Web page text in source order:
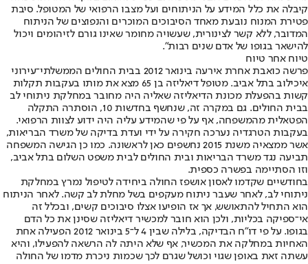
קיבלה את כלל המידע על הניתוחים ועל מצבו הרפואי של המטופל. סיבת
פטירת המנוח נובעת מאחד הסיבוכים המוכרים והנפוצים של הניתוח
המדובר, ללא קשר לצינורית, שעשויה מחומר שאינו גורם לזיהומים ויכול
להישאר בגופו של אדם שנים רבות".
טיוח אחר טיוח
פרשה כואבת אחרת אירעה בינואר 2012 בבית החולים הממשלתי־עירוני
איכילוב בתל אביב. מטופל דיאליזה בן 65 מצא את מותו בעקבות תקלות
קשות בהפעלת מכונת הדיאליזה שאליה היה מחובר במחלקת ניתוחי לב
בבית החולים. גם במקרה זה, שנחשף בחדשות 10, הוסתרה התקלה
הפטאלית מהמשפחה, אף על פי שהמידע עליה היה ידוע לצוות הרפואי.
בעקבות הטרגדיה נערכה חקירה על ידי ועדת בדיקה של משרד הבריאות,
אשר ממצאיה משנת 2015 נחשפים כאן לראשונה. כמו כן הגישה המשפחה
תביעה נגד משרד הבריאות ובית החולים לבית משפט השלום בתל אביב,
וזו הסתיימה בפשרה כספית.
בחודשיים שקדמו לאסון אושפז החולה ביחידה לטיפול נמרץ במחלקת
ניתוחי לב, לאחר שעבר ניתוח מעקפים בשל מחלת לב קשה. לאחר הניתוח
הוא התחיל להתאושש, אך אז הופיעו אצלו סיבוכים קשים, ובכלל זה
אי־ספיקה בכליות, ולכן הוא חובר למכשיר דיאליזה שסינן את כל הדם
בגופו. על פי דו"ח הבדיקה, בלילה שבין 4 ל־5 בינואר 2012 הפעילה אחת
האחיות במחלקה את המכשיר, אף שלא היתה לה הרשאה להפעילו, והיא
עשתה זאת באופן שגוי וכושל שגרם לכך שכמות ניכרת מדמו של החולה